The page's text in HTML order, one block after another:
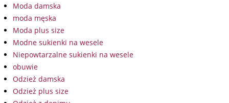
Moda damska
moda męska
Moda plus size
Modne sukienki na wesele
Niepowtarzalne sukienki na wesele
obuwie
Odzież damska
Odzież plus size